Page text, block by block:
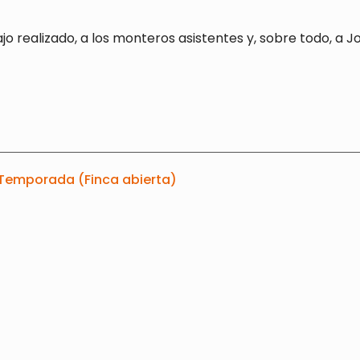
realizado, a los monteros asistentes y, sobre todo, a
(Finca abierta)